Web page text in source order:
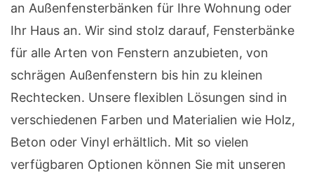
an Außenfensterbänken für Ihre Wohnung oder
Ihr Haus an. Wir sind stolz darauf, Fensterbänke
für alle Arten von Fenstern anzubieten, von
schrägen Außenfenstern bis hin zu kleinen
Rechtecken. Unsere flexiblen Lösungen sind in
verschiedenen Farben und Materialien wie Holz,
Beton oder Vinyl erhältlich. Mit so vielen
verfügbaren Optionen können Sie mit unseren